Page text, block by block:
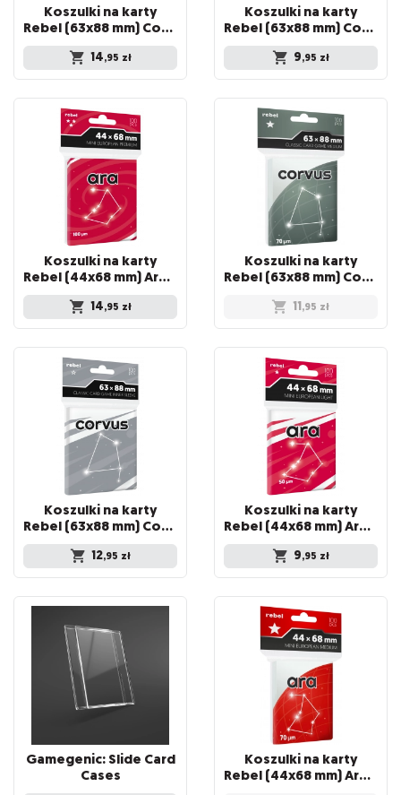
Koszulki na karty
Rebel (63x88 mm) Corvus Premium, 100 sztuk
14,95 zł
Koszulki na karty
Rebel (63x88 mm) Corvus Light, 100 sztuk
9,95 zł
Koszulki na karty
Rebel (44x68 mm) Ara Premium, 100 sztuk
14,95 zł
Koszulki na karty
Rebel (63x88 mm) Corvus Medium, 100 sztuk
11,95 zł
Koszulki na karty
Rebel (63x88 mm) Corvus Inner Sleeve Light, 100 sztuk
12,95 zł
Koszulki na karty
Rebel (44x68 mm) Ara Light, 100 sztuk
9,95 zł
Gamegenic: Slide Card
Cases
Koszulki na karty
Rebel (44x68 mm) Ara Medium, 100 sztuk